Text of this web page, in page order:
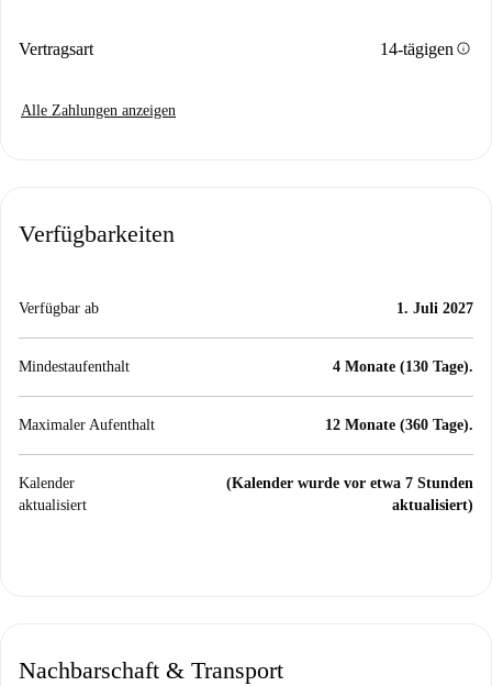
Vertragsart 14-tägigeninfo
Alle Zahlungen anzeigen
Verfügbarkeiten
Verfügbar ab 1. Juli 2027
Mindestaufenthalt 4 Monate (130 Tage).
Maximaler Aufenthalt 12 Monate (360 Tage).
Kalender
aktualisiert
(Kalender wurde vor etwa 7 Stunden
aktualisiert)
Nachbarschaft & Transport